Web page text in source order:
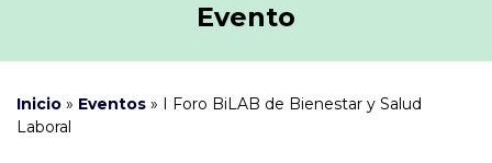
Evento
Inicio » Eventos » I Foro BiLAB de Bienestar y Salud
Laboral